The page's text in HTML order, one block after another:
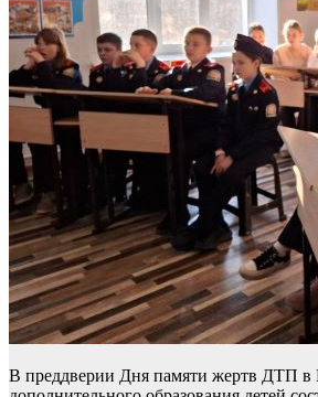
В преддверии Дня памяти жертв ДТП в